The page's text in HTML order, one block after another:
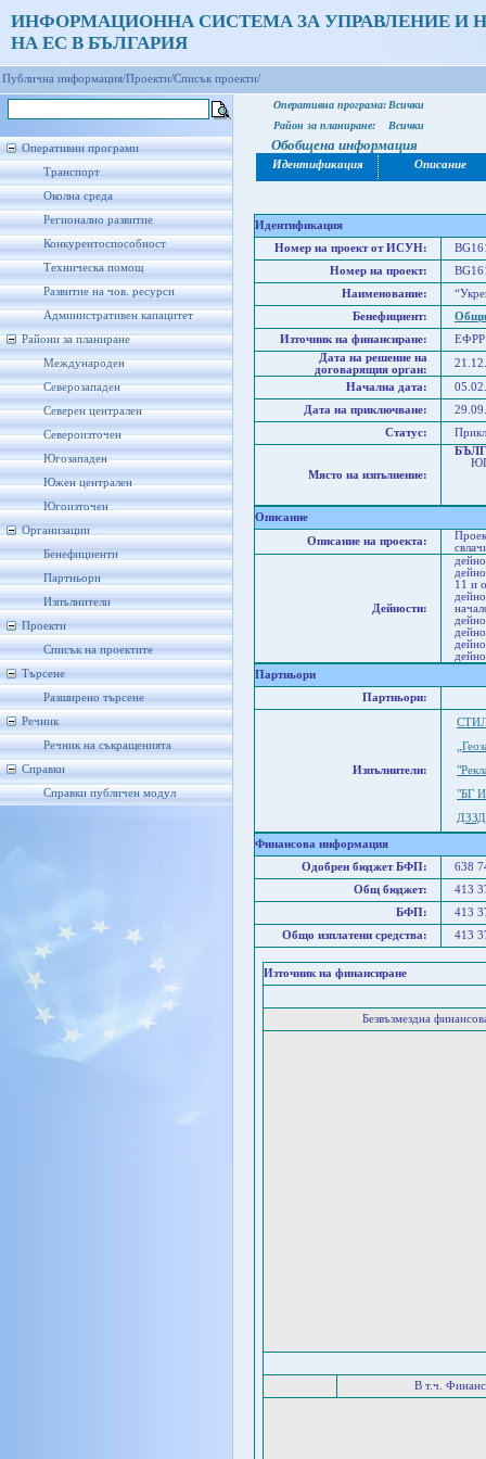
ИНФОРМАЦИОННА СИСТЕМА ЗА УПРАВЛЕНИЕ И
НА ЕС В БЪЛГАРИЯ
Публична информация/Проекти/Списък проекти/
Оперативни програми
Транспорт
Околна среда
Регионално развитие
Конкурентоспособност
Техническа помощ
Развитие на чов. ресурси
Административен капацитет
Райони за планиране
Международен
Северозападен
Северен централен
Североизточен
Югозападен
Южен централен
Югоизточен
Организации
Бенефициенти
Партньори
Изпълнители
Проекти
Списък на проектите
Търсене
Разширено търсене
Речник
Речник на съкращенията
Справки
Справки публичен модул
Оперативна програма: Всички
Район за планиране:
Всички
Обобщена информация
Идентификация Описание
Идентификация
Номер на проект от ИСУН:
Номер на проект:
Наименование:
Бенефициент:
Източник на финансиране:
Дата на решение на
договарящия орган:
Начална дата:
Дата на приключване:
Статус:
Място на изпълнение:
Описание
Описание на проекта:
Дейности:
11 и
Партньори
Партньори:
Изпълнители:
"БГ
Финансова информация
Одобрен бюджет БФП:
638
Общ бюджет:
413
БФП:
413
Общо изплатени средства:
413
Източник на финансиране
Безвъзмездна
В т.ч.